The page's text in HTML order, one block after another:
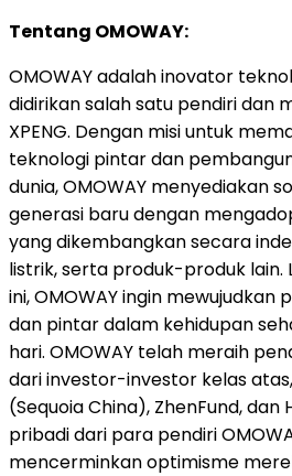
Tentang OMOWAY:
OMOWAY adalah inovator
didirikan salah satu pendiri dan
XPENG. Dengan misi untuk
teknologi pintar dan
dunia, OMOWAY menyediakan
generasi baru dengan
yang dikembangkan secara
listrik, serta produk-produk lain.
ini, OMOWAY ingin mewujudkan
dan pintar dalam kehidupan
hari. OMOWAY telah meraih
dari investor-investor kelas
(Sequoia China), ZhenFund, dan
pribadi dari para pendiri
mencerminkan optimisme